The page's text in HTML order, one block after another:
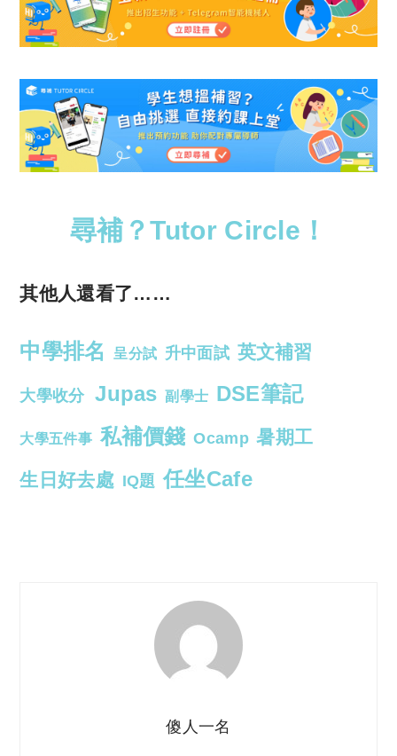
尋補？Tutor Circle！
其他人還看了……
中學排名 呈分試 升中面試 英文補習
大學收分 Jupas 副學士 DSE筆記
大學五件事 私補價錢 Ocamp 暑期工
生日好去處 IQ題 任坐Cafe
傻人一名